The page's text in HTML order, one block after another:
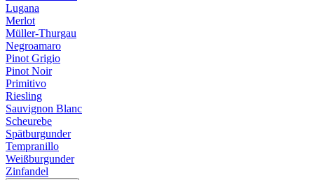
Lugana
Merlot
Müller-Thurgau
Negroamaro
Pinot Grigio
Pinot Noir
Primitivo
Riesling
Sauvignon Blanc
Scheurebe
Spätburgunder
Tempranillo
Weißburgunder
Zinfandel